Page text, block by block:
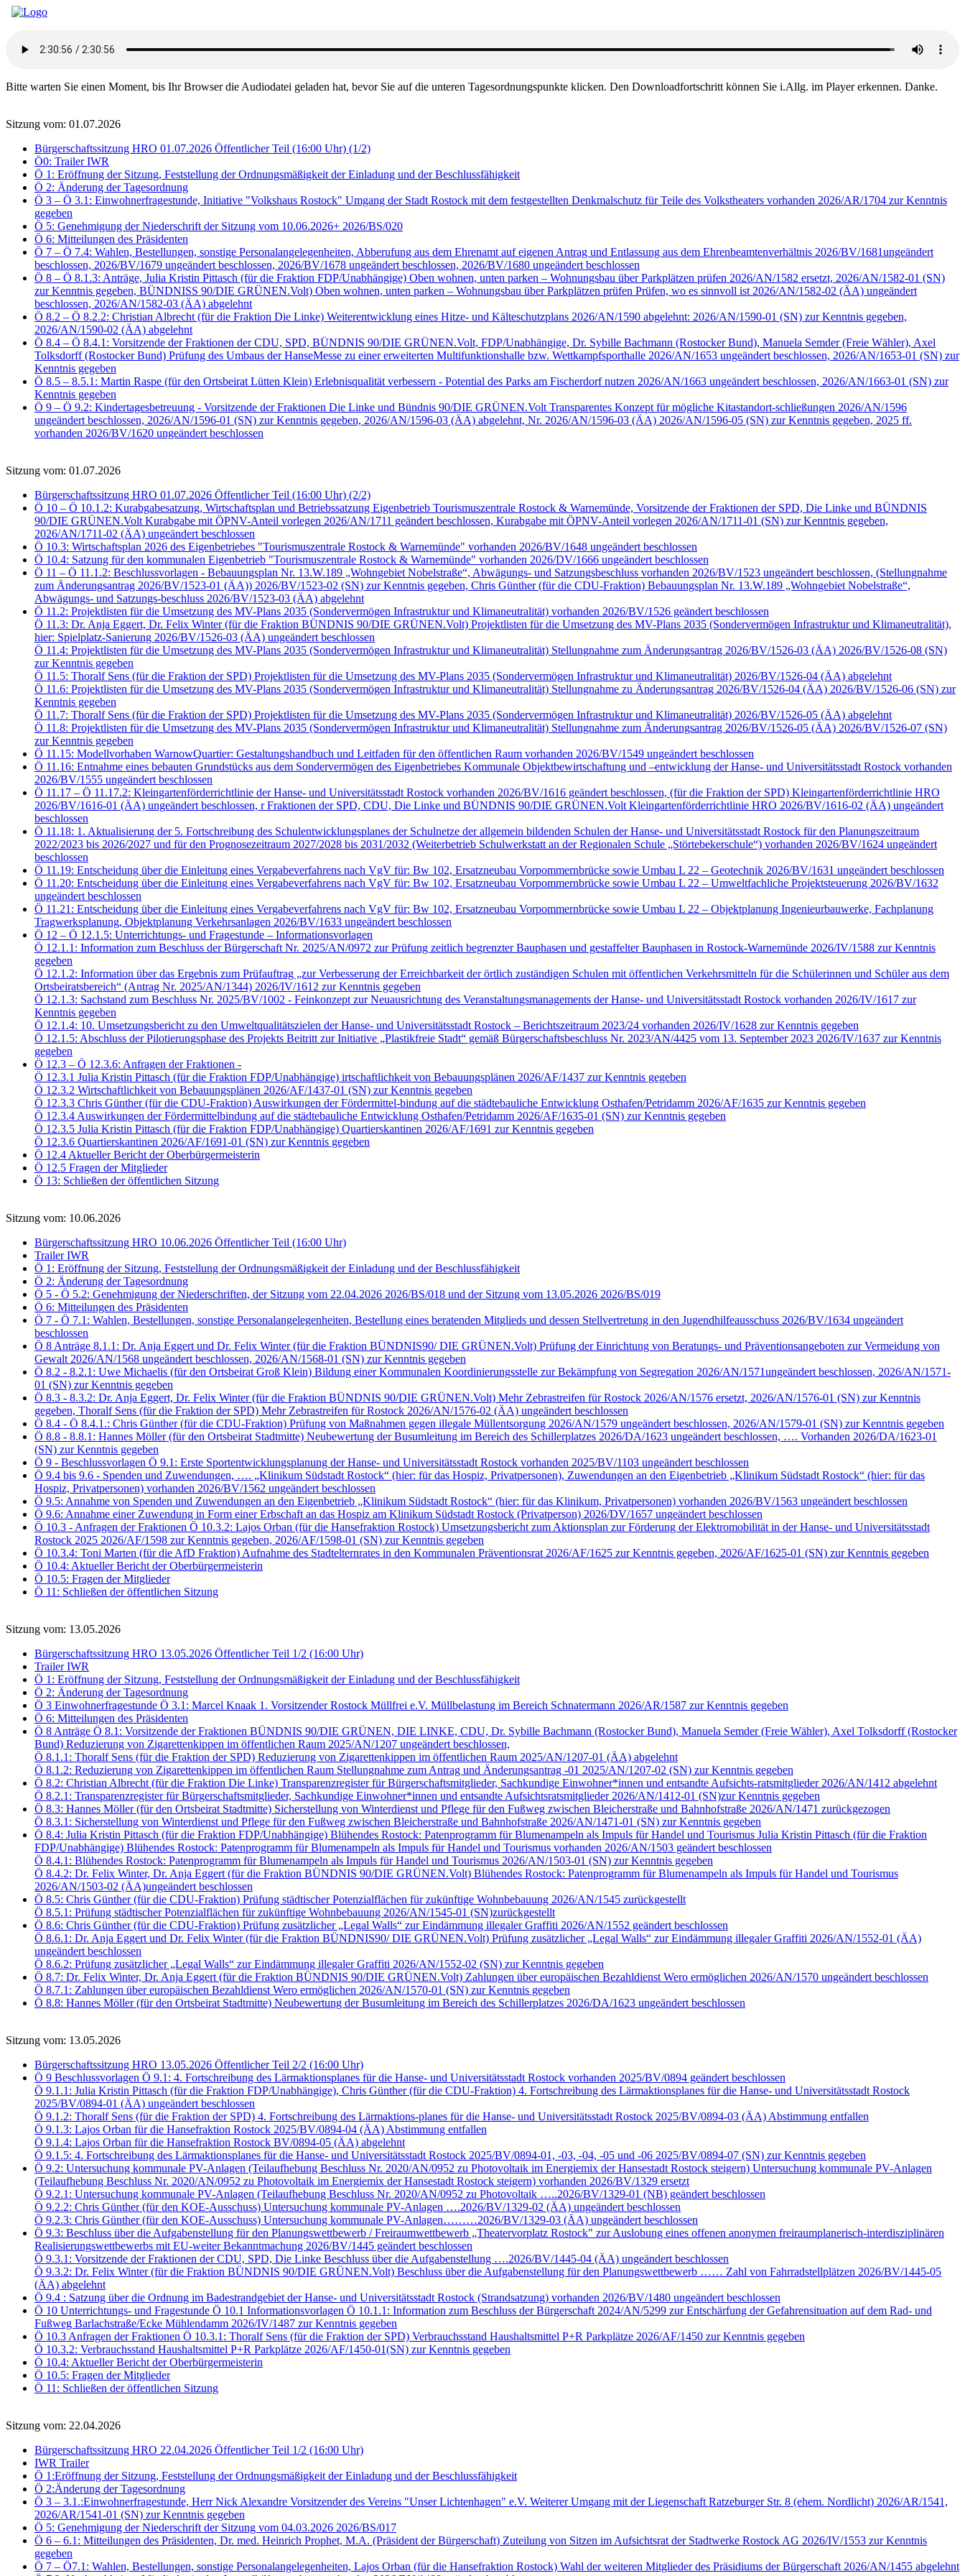
Bitte warten Sie einen Moment, bis Ihr Browser die Audiodatei geladen hat, bevor Sie auf die unteren Tagesordnungspunkte klicken. Den Downloadfortschritt können Sie i.Allg. im Player erkennen. Danke.
Sitzung vom: 01.07.2026
Bürgerschaftssitzung HRO 01.07.2026 Öffentlicher Teil (16:00 Uhr) (1/2)
Ö0: Trailer IWR
Ö 1: Eröffnung der Sitzung, Feststellung der Ordnungsmäßigkeit der Einladung und der Beschlussfähigkeit
Ö 2: Änderung der Tagesordnung
Ö 3 – Ö 3.1: Einwohnerfragestunde, Initiative "Volkshaus Rostock" Umgang der Stadt Rostock mit dem festgestellten Denkmalschutz für Teile des Volkstheaters vorhanden 2026/AR/1704 zur Kenntnis
gegeben
Ö 5: Genehmigung der Niederschrift der Sitzung vom 10.06.2026+ 2026/BS/020
Ö 6: Mitteilungen des Präsidenten
Ö 7 – Ö 7.4: Wahlen, Bestellungen, sonstige Personalangelegenheiten, Abberufung aus dem Ehrenamt auf eigenen Antrag und Entlassung aus dem Ehrenbeamtenverhältnis 2026/BV/1681ungeändert
beschlossen, 2026/BV/1679 ungeändert beschlossen, 2026/BV/1678 ungeändert beschlossen, 2026/BV/1680 ungeändert beschlossen
Ö 8 – Ö 8.1.3: Anträge, Julia Kristin Pittasch (für die Fraktion FDP/Unabhängige) Oben wohnen, unten parken – Wohnungsbau über Parkplätzen prüfen 2026/AN/1582 ersetzt, 2026/AN/1582-01 (SN)
zur Kenntnis gegeben, BÜNDNISS 90/DIE GRÜNEN.Volt) Oben wohnen, unten parken – Wohnungsbau über Parkplätzen prüfen Prüfen, wo es sinnvoll ist 2026/AN/1582-02 (ÄA) ungeändert
beschlossen, 2026/AN/1582-03 (ÄA) abgelehnt
Ö 8.2 – Ö 8.2.2: Christian Albrecht (für die Fraktion Die Linke) Weiterentwicklung eines Hitze- und Kälteschutzplans 2026/AN/1590 abgelehnt: 2026/AN/1590-01 (SN) zur Kenntnis gegeben,
2026/AN/1590-02 (ÄA) abgelehnt
Ö 8.4 – Ö 8.4.1: Vorsitzende der Fraktionen der CDU, SPD, BÜNDNIS 90/DIE GRÜNEN.Volt, FDP/Unabhängige, Dr. Sybille Bachmann (Rostocker Bund), Manuela Semder (Freie Wähler), Axel
Tolksdorff (Rostocker Bund) Prüfung des Umbaus der HanseMesse zu einer erweiterten Multifunktionshalle bzw. Wettkampfsporthalle 2026/AN/1653 ungeändert beschlossen, 2026/AN/1653-01 (SN) zur
Kenntnis gegeben
Ö 8.5 – 8.5.1: Martin Raspe (für den Ortsbeirat Lütten Klein) Erlebnisqualität verbessern - Potential des Parks am Fischerdorf nutzen 2026/AN/1663 ungeändert beschlossen, 2026/AN/1663-01 (SN) zur
Kenntnis gegeben
Ö 9 – Ö 9.2: Kindertagesbetreuung - Vorsitzende der Fraktionen Die Linke und Bündnis 90/DIE GRÜNEN.Volt Transparentes Konzept für mögliche Kitastandort-schließungen 2026/AN/1596
ungeändert beschlossen, 2026/AN/1596-01 (SN) zur Kenntnis gegeben, 2026/AN/1596-03 (ÄA) abgelehnt, Nr. 2026/AN/1596-03 (ÄA) 2026/AN/1596-05 (SN) zur Kenntnis gegeben, 2025 ff.
vorhanden 2026/BV/1620 ungeändert beschlossen
Sitzung vom: 01.07.2026
Bürgerschaftssitzung HRO 01.07.2026 Öffentlicher Teil (16:00 Uhr) (2/2)
Ö 10 – Ö 10.1.2: Kurabgabesatzung, Wirtschaftsplan und Betriebssatzung Eigenbetrieb Tourismuszentrale Rostock & Warnemünde, Vorsitzende der Fraktionen der SPD, Die Linke und BÜNDNIS
90/DIE GRÜNEN.Volt Kurabgabe mit ÖPNV-Anteil vorlegen 2026/AN/1711 geändert beschlossen, Kurabgabe mit ÖPNV-Anteil vorlegen 2026/AN/1711-01 (SN) zur Kenntnis gegeben,
2026/AN/1711-02 (ÄA) ungeändert beschlossen
Ö 10.3: Wirtschaftsplan 2026 des Eigenbetriebes "Tourismuszentrale Rostock & Warnemünde" vorhanden 2026/BV/1648 ungeändert beschlossen
Ö 10.4: Satzung für den kommunalen Eigenbetrieb "Tourismuszentrale Rostock & Warnemünde" vorhanden 2026/DV/1666 ungeändert beschlossen
Ö 11 – Ö 11.1.2: Beschlussvorlagen - Bebauungsplan Nr. 13.W.189 „Wohngebiet Nobelstraße“, Abwägungs- und Satzungsbeschluss vorhanden 2026/BV/1523 ungeändert beschlossen, (Stellungnahme
zum Änderungsantrag 2026/BV/1523-01 (ÄA)) 2026/BV/1523-02 (SN) zur Kenntnis gegeben, Chris Günther (für die CDU-Fraktion) Bebauungsplan Nr. 13.W.189 „Wohngebiet Nobelstraße“,
Abwägungs- und Satzungs-beschluss 2026/BV/1523-03 (ÄA) abgelehnt
Ö 11.2: Projektlisten für die Umsetzung des MV-Plans 2035 (Sondervermögen Infrastruktur und Klimaneutralität) vorhanden 2026/BV/1526 geändert beschlossen
Ö 11.3: Dr. Anja Eggert, Dr. Felix Winter (für die Fraktion BÜNDNIS 90/DIE GRÜNEN.Volt) Projektlisten für die Umsetzung des MV-Plans 2035 (Sondervermögen Infrastruktur und Klimaneutralität),
hier: Spielplatz-Sanierung 2026/BV/1526-03 (ÄA) ungeändert beschlossen
Ö 11.4: Projektlisten für die Umsetzung des MV-Plans 2035 (Sondervermögen Infrastruktur und Klimaneutralität) Stellungnahme zum Änderungsantrag 2026/BV/1526-03 (ÄA) 2026/BV/1526-08 (SN)
zur Kenntnis gegeben
Ö 11.5: Thoralf Sens (für die Fraktion der SPD) Projektlisten für die Umsetzung des MV-Plans 2035 (Sondervermögen Infrastruktur und Klimaneutralität) 2026/BV/1526-04 (ÄA) abgelehnt
Ö 11.6: Projektlisten für die Umsetzung des MV-Plans 2035 (Sondervermögen Infrastruktur und Klimaneutralität) Stellungnahme zu Änderungsantrag 2026/BV/1526-04 (ÄA) 2026/BV/1526-06 (SN) zur
Kenntnis gegeben
Ö 11.7: Thoralf Sens (für die Fraktion der SPD) Projektlisten für die Umsetzung des MV-Plans 2035 (Sondervermögen Infrastruktur und Klimaneutralität) 2026/BV/1526-05 (ÄA) abgelehnt
Ö 11.8: Projektlisten für die Umsetzung des MV-Plans 2035 (Sondervermögen Infrastruktur und Klimaneutralität) Stellungnahme zum Änderungsantrag 2026/BV/1526-05 (ÄA) 2026/BV/1526-07 (SN)
zur Kenntnis gegeben
Ö 11.15: Modellvorhaben WarnowQuartier: Gestaltungshandbuch und Leitfaden für den öffentlichen Raum vorhanden 2026/BV/1549 ungeändert beschlossen
Ö 11.16: Entnahme eines bebauten Grundstücks aus dem Sondervermögen des Eigenbetriebes Kommunale Objektbewirtschaftung und –entwicklung der Hanse- und Universitätsstadt Rostock vorhanden
2026/BV/1555 ungeändert beschlossen
Ö 11.17 – Ö 11.17.2: Kleingartenförderrichtlinie der Hanse- und Universitätsstadt Rostock vorhanden 2026/BV/1616 geändert beschlossen, (für die Fraktion der SPD) Kleingartenförderrichtlinie HRO
2026/BV/1616-01 (ÄA) ungeändert beschlossen, r Fraktionen der SPD, CDU, Die Linke und BÜNDNIS 90/DIE GRÜNEN.Volt Kleingartenförderrichtlinie HRO 2026/BV/1616-02 (ÄA) ungeändert
beschlossen
Ö 11.18: 1. Aktualisierung der 5. Fortschreibung des Schulentwicklungsplanes der Schulnetze der allgemein bildenden Schulen der Hanse- und Universitätsstadt Rostock für den Planungszeitraum
2022/2023 bis 2026/2027 und für den Prognosezeitraum 2027/2028 bis 2031/2032 (Weiterbetrieb Schulwerkstatt an der Regionalen Schule „Störtebekerschule“) vorhanden 2026/BV/1624 ungeändert
beschlossen
Ö 11.19: Entscheidung über die Einleitung eines Vergabeverfahrens nach VgV für: Bw 102, Ersatzneubau Vorpommernbrücke sowie Umbau L 22 – Geotechnik 2026/BV/1631 ungeändert beschlossen
Ö 11.20: Entscheidung über die Einleitung eines Vergabeverfahrens nach VgV für: Bw 102, Ersatzneubau Vorpommernbrücke sowie Umbau L 22 – Umweltfachliche Projektsteuerung 2026/BV/1632
ungeändert beschlossen
Ö 11.21: Entscheidung über die Einleitung eines Vergabeverfahrens nach VgV für: Bw 102, Ersatzneubau Vorpommernbrücke sowie Umbau L 22 – Objektplanung Ingenieurbauwerke, Fachplanung
Tragwerksplanung, Objektplanung Verkehrsanlagen 2026/BV/1633 ungeändert beschlossen
Ö 12 – Ö 12.1.5: Unterrichtungs- und Fragestunde – Informationsvorlagen
Ö 12.1.1: Information zum Beschluss der Bürgerschaft Nr. 2025/AN/0972 zur Prüfung zeitlich begrenzter Bauphasen und gestaffelter Bauphasen in Rostock-Warnemünde 2026/IV/1588 zur Kenntnis
gegeben
Ö 12.1.2: Information über das Ergebnis zum Prüfauftrag „zur Verbesserung der Erreichbarkeit der örtlich zuständigen Schulen mit öffentlichen Verkehrsmitteln für die Schülerinnen und Schüler aus dem
Ortsbeiratsbereich“ (Antrag Nr. 2025/AN/1344) 2026/IV/1612 zur Kenntnis gegeben
Ö 12.1.3: Sachstand zum Beschluss Nr. 2025/BV/1002 - Feinkonzept zur Neuausrichtung des Veranstaltungsmanagements der Hanse- und Universitätsstadt Rostock vorhanden 2026/IV/1617 zur
Kenntnis gegeben
Ö 12.1.4: 10. Umsetzungsbericht zu den Umweltqualitätszielen der Hanse- und Universitätsstadt Rostock – Berichtszeitraum 2023/24 vorhanden 2026/IV/1628 zur Kenntnis gegeben
Ö 12.1.5: Abschluss der Pilotierungsphase des Projekts Beitritt zur Initiative „Plastikfreie Stadt“ gemäß Bürgerschaftsbeschluss Nr. 2023/AN/4425 vom 13. September 2023 2026/IV/1637 zur Kenntnis
gegeben
Ö 12.3 – Ö 12.3.6: Anfragen der Fraktionen -
Ö 12.3.1 Julia Kristin Pittasch (für die Fraktion FDP/Unabhängige) irtschaftlichkeit von Bebauungsplänen 2026/AF/1437 zur Kenntnis gegeben
Ö 12.3.2 Wirtschaftlichkeit von Bebauungsplänen 2026/AF/1437-01 (SN) zur Kenntnis gegeben
Ö 12.3.3 Chris Günther (für die CDU-Fraktion) Auswirkungen der Fördermittel-bindung auf die städtebauliche Entwicklung Osthafen/Petridamm 2026/AF/1635 zur Kenntnis gegeben
Ö 12.3.4 Auswirkungen der Fördermittelbindung auf die städtebauliche Entwicklung Osthafen/Petridamm 2026/AF/1635-01 (SN) zur Kenntnis gegeben
Ö 12.3.5 Julia Kristin Pittasch (für die Fraktion FDP/Unabhängige) Quartierskantinen 2026/AF/1691 zur Kenntnis gegeben
Ö 12.3.6 Quartierskantinen 2026/AF/1691-01 (SN) zur Kenntnis gegeben
Ö 12.4 Aktueller Bericht der Oberbürgermeisterin
Ö 12.5 Fragen der Mitglieder
Ö 13: Schließen der öffentlichen Sitzung
Sitzung vom: 10.06.2026
Bürgerschaftssitzung HRO 10.06.2026 Öffentlicher Teil (16:00 Uhr)
Trailer IWR
Ö 1: Eröffnung der Sitzung, Feststellung der Ordnungsmäßigkeit der Einladung und der Beschlussfähigkeit
Ö 2: Änderung der Tagesordnung
Ö 5 - Ö 5.2: Genehmigung der Niederschriften, der Sitzung vom 22.04.2026 2026/BS/018 und der Sitzung vom 13.05.2026 2026/BS/019
Ö 6: Mitteilungen des Präsidenten
Ö 7 - Ö 7.1: Wahlen, Bestellungen, sonstige Personalangelegenheiten, Bestellung eines beratenden Mitglieds und dessen Stellvertretung in den Jugendhilfeausschuss 2026/BV/1634 ungeändert
beschlossen
Ö 8 Anträge 8.1.1: Dr. Anja Eggert und Dr. Felix Winter (für die Fraktion BÜNDNIS90/ DIE GRÜNEN.Volt) Prüfung der Einrichtung von Beratungs- und Präventionsangeboten zur Vermeidung von
Gewalt 2026/AN/1568 ungeändert beschlossen, 2026/AN/1568-01 (SN) zur Kenntnis gegeben
Ö 8.2 - 8.2.1: Uwe Michaelis (für den Ortsbeirat Groß Klein) Bildung einer Kommunalen Koordinierungsstelle zur Bekämpfung von Segregation 2026/AN/1571ungeändert beschlossen, 2026/AN/1571-
01 (SN) zur Kenntnis gegeben
Ö 8.3 - 8.3.2: Dr. Anja Eggert, Dr. Felix Winter (für die Fraktion BÜNDNIS 90/DIE GRÜNEN.Volt) Mehr Zebrastreifen für Rostock 2026/AN/1576 ersetzt, 2026/AN/1576-01 (SN) zur Kenntnis
gegeben, Thoralf Sens (für die Fraktion der SPD) Mehr Zebrastreifen für Rostock 2026/AN/1576-02 (ÄA) ungeändert beschlossen
Ö 8.4 - Ö 8.4.1.: Chris Günther (für die CDU-Fraktion) Prüfung von Maßnahmen gegen illegale Müllentsorgung 2026/AN/1579 ungeändert beschlossen, 2026/AN/1579-01 (SN) zur Kenntnis gegeben
Ö 8.8 - 8.8.1: Hannes Möller (für den Ortsbeirat Stadtmitte) Neubewertung der Busumleitung im Bereich des Schillerplatzes 2026/DA/1623 ungeändert beschlossen, …. Vorhanden 2026/DA/1623-01
(SN) zur Kenntnis gegeben
Ö 9 - Beschlussvorlagen Ö 9.1: Erste Sportentwicklungsplanung der Hanse- und Universitätsstadt Rostock vorhanden 2025/BV/1103 ungeändert beschlossen
Ö 9.4 bis 9.6 - Spenden und Zuwendungen, …. „Klinikum Südstadt Rostock“ (hier: für das Hospiz, Privatpersonen), Zuwendungen an den Eigenbetrieb „Klinikum Südstadt Rostock“ (hier: für das
Hospiz, Privatpersonen) vorhanden 2026/BV/1562 ungeändert beschlossen
Ö 9.5: Annahme von Spenden und Zuwendungen an den Eigenbetrieb „Klinikum Südstadt Rostock“ (hier: für das Klinikum, Privatpersonen) vorhanden 2026/BV/1563 ungeändert beschlossen
Ö 9.6: Annahme einer Zuwendung in Form einer Erbschaft an das Hospiz am Klinikum Südstadt Rostock (Privatperson) 2026/DV/1657 ungeändert beschlossen
Ö 10.3 - Anfragen der Fraktionen Ö 10.3.2: Lajos Orban (für die Hansefraktion Rostock) Umsetzungsbericht zum Aktionsplan zur Förderung der Elektromobilität in der Hanse- und Universitätsstadt
Rostock 2025 2026/AF/1598 zur Kenntnis gegeben, 2026/AF/1598-01 (SN) zur Kenntnis gegeben
Ö 10.3.4: Toni Marten (für die AfD Fraktion) Aufnahme des Stadtelternrates in den Kommunalen Präventionsrat 2026/AF/1625 zur Kenntnis gegeben, 2026/AF/1625-01 (SN) zur Kenntnis gegeben
Ö 10.4: Aktueller Bericht der Oberbürgermeisterin
Ö 10.5: Fragen der Mitglieder
Ö 11: Schließen der öffentlichen Sitzung
Sitzung vom: 13.05.2026
Bürgerschaftssitzung HRO 13.05.2026 Öffentlicher Teil 1/2 (16:00 Uhr)
Trailer IWR
Ö 1: Eröffnung der Sitzung, Feststellung der Ordnungsmäßigkeit der Einladung und der Beschlussfähigkeit
Ö 2: Änderung der Tagesordnung
Ö 3 Einwohnerfragestunde Ö 3.1: Marcel Knaak 1. Vorsitzender Rostock Müllfrei e.V. Müllbelastung im Bereich Schnatermann 2026/AR/1587 zur Kenntnis gegeben
Ö 6: Mitteilungen des Präsidenten
Ö 8 Anträge Ö 8.1: Vorsitzende der Fraktionen BÜNDNIS 90/DIE GRÜNEN, DIE LINKE, CDU, Dr. Sybille Bachmann (Rostocker Bund), Manuela Semder (Freie Wähler), Axel Tolksdorff (Rostocker
Bund) Reduzierung von Zigarettenkippen im öffentlichen Raum 2025/AN/1207 ungeändert beschlossen,
Ö 8.1.1: Thoralf Sens (für die Fraktion der SPD) Reduzierung von Zigarettenkippen im öffentlichen Raum 2025/AN/1207-01 (ÄA) abgelehnt
Ö 8.1.2: Reduzierung von Zigarettenkippen im öffentlichen Raum Stellungnahme zum Antrag und Änderungsantrag -01 2025/AN/1207-02 (SN) zur Kenntnis gegeben
Ö 8.2: Christian Albrecht (für die Fraktion Die Linke) Transparenzregister für Bürgerschaftsmitglieder, Sachkundige Einwohner*innen und entsandte Aufsichts-ratsmitglieder 2026/AN/1412 abgelehnt
Ö 8.2.1: Transparenzregister für Bürgerschaftsmitglieder, Sachkundige Einwohner*innen und entsandte Aufsichtsratsmitglieder 2026/AN/1412-01 (SN)zur Kenntnis gegeben
Ö 8.3: Hannes Möller (für den Ortsbeirat Stadtmitte) Sicherstellung von Winterdienst und Pflege für den Fußweg zwischen Bleicherstraße und Bahnhofstraße 2026/AN/1471 zurückgezogen
Ö 8.3.1: Sicherstellung von Winterdienst und Pflege für den Fußweg zwischen Bleicherstraße und Bahnhofstraße 2026/AN/1471-01 (SN) zur Kenntnis gegeben
Ö 8.4: Julia Kristin Pittasch (für die Fraktion FDP/Unabhängige) Blühendes Rostock: Patenprogramm für Blumenampeln als Impuls für Handel und Tourismus Julia Kristin Pittasch (für die Fraktion
FDP/Unabhängige) Blühendes Rostock: Patenprogramm für Blumenampeln als Impuls für Handel und Tourismus vorhanden 2026/AN/1503 geändert beschlossen
Ö 8.4.1: Blühendes Rostock: Patenprogramm für Blumenampeln als Impuls für Handel und Tourismus 2026/AN/1503-01 (SN) zur Kenntnis gegeben
Ö 8.4.2: Dr. Felix Winter, Dr. Anja Eggert (für die Fraktion BÜNDNIS 90/DIE GRÜNEN.Volt) Blühendes Rostock: Patenprogramm für Blumenampeln als Impuls für Handel und Tourismus
2026/AN/1503-02 (ÄA)ungeändert beschlossen
Ö 8.5: Chris Günther (für die CDU-Fraktion) Prüfung städtischer Potenzialflächen für zukünftige Wohnbebauung 2026/AN/1545 zurückgestellt
Ö 8.5.1: Prüfung städtischer Potenzialflächen für zukünftige Wohnbebauung 2026/AN/1545-01 (SN)zurückgestellt
Ö 8.6: Chris Günther (für die CDU-Fraktion) Prüfung zusätzlicher „Legal Walls“ zur Eindämmung illegaler Graffiti 2026/AN/1552 geändert beschlossen
Ö 8.6.1: Dr. Anja Eggert und Dr. Felix Winter (für die Fraktion BÜNDNIS90/ DIE GRÜNEN.Volt) Prüfung zusätzlicher „Legal Walls“ zur Eindämmung illegaler Graffiti 2026/AN/1552-01 (ÄA)
ungeändert beschlossen
Ö 8.6.2: Prüfung zusätzlicher „Legal Walls“ zur Eindämmung illegaler Graffiti 2026/AN/1552-02 (SN) zur Kenntnis gegeben
Ö 8.7: Dr. Felix Winter, Dr. Anja Eggert (für die Fraktion BÜNDNIS 90/DIE GRÜNEN.Volt) Zahlungen über europäischen Bezahldienst Wero ermöglichen 2026/AN/1570 ungeändert beschlossen
Ö 8.7.1: Zahlungen über europäischen Bezahldienst Wero ermöglichen 2026/AN/1570-01 (SN) zur Kenntnis gegeben
Ö 8.8: Hannes Möller (für den Ortsbeirat Stadtmitte) Neubewertung der Busumleitung im Bereich des Schillerplatzes 2026/DA/1623 ungeändert beschlossen
Sitzung vom: 13.05.2026
Bürgerschaftssitzung HRO 13.05.2026 Öffentlicher Teil 2/2 (16:00 Uhr)
Ö 9 Beschlussvorlagen Ö 9.1: 4. Fortschreibung des Lärmaktionsplanes für die Hanse- und Universitätsstadt Rostock vorhanden 2025/BV/0894 geändert beschlossen
Ö 9.1.1: Julia Kristin Pittasch (für die Fraktion FDP/Unabhängige), Chris Günther (für die CDU-Fraktion) 4. Fortschreibung des Lärmaktionsplanes für die Hanse- und Universitätsstadt Rostock
2025/BV/0894-01 (ÄA) ungeändert beschlossen
Ö 9.1.2: Thoralf Sens (für die Fraktion der SPD) 4. Fortschreibung des Lärmaktions-planes für die Hanse- und Universitätsstadt Rostock 2025/BV/0894-03 (ÄA) Abstimmung entfallen
Ö 9.1.3: Lajos Orban für die Hansefraktion Rostock 2025/BV/0894-04 (ÄA) Abstimmung entfallen
Ö 9.1.4: Lajos Orban für die Hansefraktion Rostock BV/0894-05 (ÄA) abgelehnt
Ö 9.1.5: 4. Fortschreibung des Lärmaktionsplanes für die Hanse- und Universitätsstadt Rostock 2025/BV/0894-01, -03, -04, -05 und -06 2025/BV/0894-07 (SN) zur Kenntnis gegeben
Ö 9.2: Untersuchung kommunale PV-Anlagen (Teilaufhebung Beschluss Nr. 2020/AN/0952 zu Photovoltaik im Energiemix der Hansestadt Rostock steigern) Untersuchung kommunale PV-Anlagen
(Teilaufhebung Beschluss Nr. 2020/AN/0952 zu Photovoltaik im Energiemix der Hansestadt Rostock steigern) vorhanden 2026/BV/1329 ersetzt
Ö 9.2.1: Untersuchung kommunale PV-Anlagen (Teilaufhebung Beschluss Nr. 2020/AN/0952 zu Photovoltaik …..2026/BV/1329-01 (NB) geändert beschlossen
Ö 9.2.2: Chris Günther (für den KOE-Ausschuss) Untersuchung kommunale PV-Anlagen ….2026/BV/1329-02 (ÄA) ungeändert beschlossen
Ö 9.2.3: Chris Günther (für den KOE-Ausschuss) Untersuchung kommunale PV-Anlagen………2026/BV/1329-03 (ÄA) ungeändert beschlossen
Ö 9.3: Beschluss über die Aufgabenstellung für den Planungswettbewerb / Freiraumwettbewerb „Theatervorplatz Rostock" zur Auslobung eines offenen anonymen freiraumplanerisch-interdisziplinären
Realisierungswettbewerbs mit EU-weiter Bekanntmachung 2026/BV/1445 geändert beschlossen
Ö 9.3.1: Vorsitzende der Fraktionen der CDU, SPD, Die Linke Beschluss über die Aufgabenstellung ….2026/BV/1445-04 (ÄA) ungeändert beschlossen
Ö 9.3.2: Dr. Felix Winter (für die Fraktion BÜNDNIS 90/DIE GRÜNEN.Volt) Beschluss über die Aufgabenstellung für den Planungswettbewerb …… Zahl von Fahrradstellplätzen 2026/BV/1445-05
(ÄA) abgelehnt
Ö 9.4 : Satzung über die Ordnung im Badestrandgebiet der Hanse- und Universitätsstadt Rostock (Strandsatzung) vorhanden 2026/BV/1480 ungeändert beschlossen
Ö 10 Unterrichtungs- und Fragestunde Ö 10.1 Informationsvorlagen Ö 10.1.1: Information zum Beschluss der Bürgerschaft 2024/AN/5299 zur Entschärfung der Gefahrensituation auf dem Rad- und
Fußweg Barlachstraße/Ecke Mühlendamm 2026/IV/1487 zur Kenntnis gegeben
Ö 10.3 Anfragen der Fraktionen Ö 10.3.1: Thoralf Sens (für die Fraktion der SPD) Verbrauchsstand Haushaltsmittel P+R Parkplätze 2026/AF/1450 zur Kenntnis gegeben
Ö 10.3.2: Verbrauchsstand Haushaltsmittel P+R Parkplätze 2026/AF/1450-01(SN) zur Kenntnis gegeben
Ö 10.4: Aktueller Bericht der Oberbürgermeisterin
Ö 10.5: Fragen der Mitglieder
Ö 11: Schließen der öffentlichen Sitzung
Sitzung vom: 22.04.2026
Bürgerschaftssitzung HRO 22.04.2026 Öffentlicher Teil 1/2 (16:00 Uhr)
IWR Trailer
Ö 1:Eröffnung der Sitzung, Feststellung der Ordnungsmäßigkeit der Einladung und der Beschlussfähigkeit
Ö 2:Änderung der Tagesordnung
Ö 3 – 3.1.:Einwohnerfragestunde, Herr Nick Alexandre Vorsitzender des Vereins "Unser Lichtenhagen" e.V. Weiterer Umgang mit der Liegenschaft Ratzeburger Str. 8 (ehem. Nordlicht) 2026/AR/1541,
2026/AR/1541-01 (SN) zur Kenntnis gegeben
Ö 5: Genehmigung der Niederschrift der Sitzung vom 04.03.2026 2026/BS/017
Ö 6 – 6.1: Mitteilungen des Präsidenten, Dr. med. Heinrich Prophet, M.A. (Präsident der Bürgerschaft) Zuteilung von Sitzen im Aufsichtsrat der Stadtwerke Rostock AG 2026/IV/1553 zur Kenntnis
gegeben
Ö 7 – Ö7.1: Wahlen, Bestellungen, sonstige Personalangelegenheiten, Lajos Orban (für die Hansefraktion Rostock) Wahl der weiteren Mitglieder des Präsidiums der Bürgerschaft 2026/AN/1455 abgelehnt